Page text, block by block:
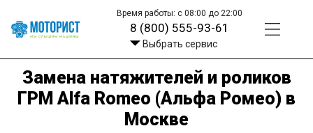
Время работы: с 08:00 до 22:00
8 (800) 555-93-61
Выбрать сервис
Замена натяжителей и роликов
ГРМ Alfa Romeo (Альфа Ромео) в
Москве